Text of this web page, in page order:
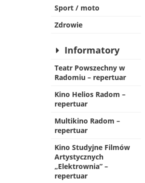
Sport / moto
Zdrowie
Informatory
Teatr Powszechny w
Radomiu – repertuar
Kino Helios Radom –
repertuar
Multikino Radom –
repertuar
Kino Studyjne Filmów
Artystycznych
„Elektrownia” –
repertuar